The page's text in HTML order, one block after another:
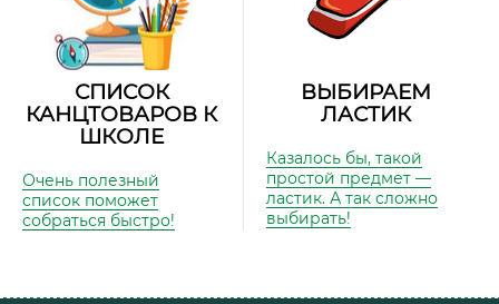
СПИСОК
КАНЦТОВАРОВ К
ШКОЛЕ
Очень полезный
список поможет
собраться быстро!
ВЫБИРАЕМ
ЛАСТИК
Казалось бы, такой
простой предмет —
ластик. А так сложно
выбирать!